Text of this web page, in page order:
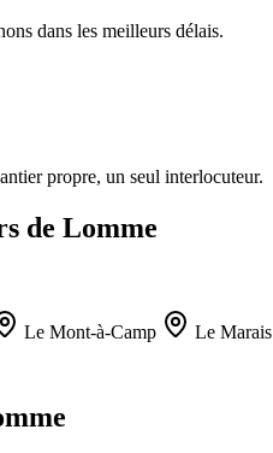
dans les meilleurs délais.
propre, un seul interlocuteur.
de Lomme
Le Mont-à-Camp Le Marais